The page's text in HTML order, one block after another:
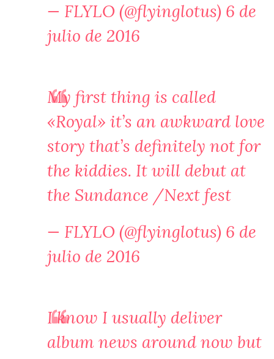
— FLYLO (@flyinglotus) 6 de
julio de 2016
My first thing is called
«Royal» it’s an awkward love
story that’s definitely not for
the kiddies. It will debut at
the Sundance /Next fest
— FLYLO (@flyinglotus) 6 de
julio de 2016
I know I usually deliver
album news around now but